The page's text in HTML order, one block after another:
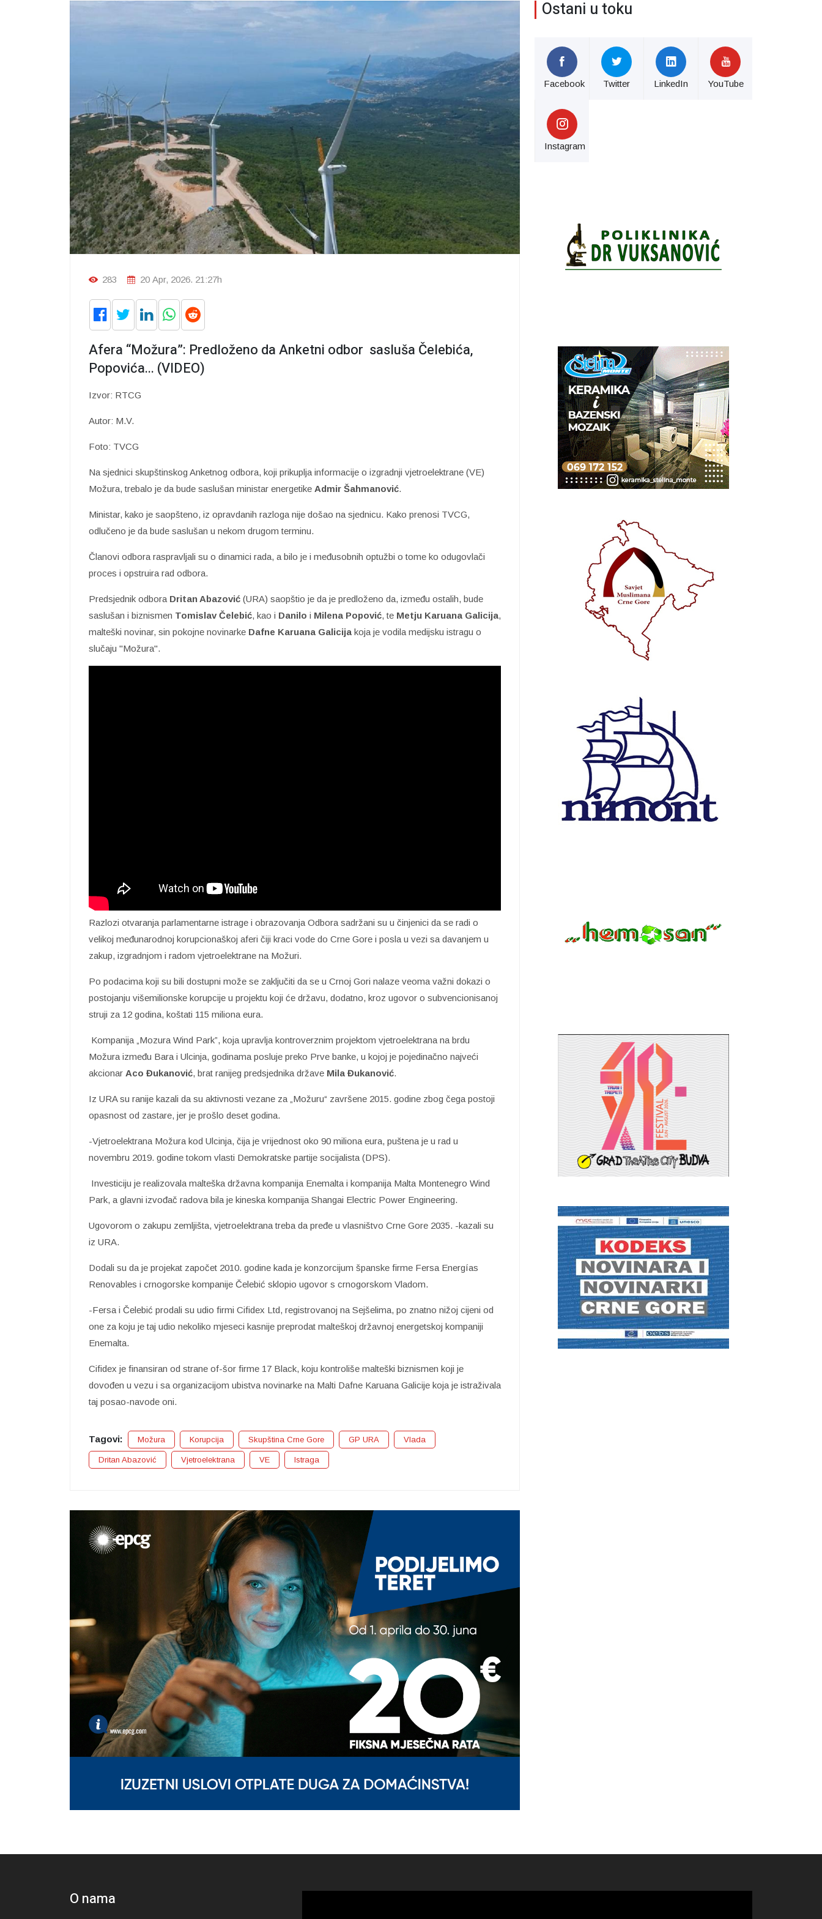
283 20 Apr, 2026. 21:27h
Afera “Možura”: Predloženo da Anketni odbor sasluša Čelebića,
Popovića... (VIDEO)
Izvor: RTCG
Autor: M.V.
Foto: TVCG
Na sjednici skupštinskog Anketnog odbora, koji prikuplja informacije o izgradnji vjetroelektrane (VE)
Možura, trebalo je da bude saslušan ministar energetike Admir Šahmanović.
Ministar, kako je saopšteno, iz opravdanih razloga nije došao na sjednicu. Kako prenosi TVCG,
odlučeno je da bude saslušan u nekom drugom terminu.
Članovi odbora raspravljali su o dinamici rada, a bilo je i međusobnih optužbi o tome ko odugovlači
proces i opstruira rad odbora.
Predsjednik odbora Dritan Abazović (URA) saopštio je da je predloženo da, između ostalih, bude
saslušan i biznismen Tomislav Čelebić, kao i Danilo i Milena Popović, te Metju Karuana Galicija,
malteški novinar, sin pokojne novinarke Dafne Karuana Galicija koja je vodila medijsku istragu o
slučaju "Možura".
Razlozi otvaranja parlamentarne istrage i obrazovanja Odbora sadržani su u činjenici da se radi o
velikoj međunarodnoj korupcionaškoj aferi čiji kraci vode do Crne Gore i posla u vezi sa davanjem u
zakup, izgradnjom i radom vjetroelektrane na Možuri.
Po podacima koji su bili dostupni može se zaključiti da se u Crnoj Gori nalaze veoma važni dokazi o
postojanju višemilionske korupcije u projektu koji će državu, dodatno, kroz ugovor o subvencionisanoj
struji za 12 godina, koštati 115 miliona eura.
Kompanija „Mozura Wind Park”, koja upravlja kontroverznim projektom vjetroelektrana na brdu
Možura između Bara i Ulcinja, godinama posluje preko Prve banke, u kojoj je pojedinačno najveći
akcionar Aco Đukanović, brat ranijeg predsjednika države Mila Đukanović.
Iz URA su ranije kazali da su aktivnosti vezane za „Možuru“ završene 2015. godine zbog čega postoji
opasnost od zastare, jer je prošlo deset godina.
-Vjetroelektrana Možura kod Ulcinja, čija je vrijednost oko 90 miliona eura, puštena je u rad u
novembru 2019. godine tokom vlasti Demokratske partije socijalista (DPS).
Investiciju je realizovala malteška državna kompanija Enemalta i kompanija Malta Montenegro Wind
Park, a glavni izvođač radova bila je kineska kompanija Shangai Electric Power Engineering.
Ugovorom o zakupu zemljišta, vjetroelektrana treba da pređe u vlasništvo Crne Gore 2035. -kazali su
iz URA.
Dodali su da je projekat započet 2010. godine kada je konzorcijum španske firme Fersa Energías
Renovables i crnogorske kompanije Čelebić sklopio ugovor s crnogorskom Vladom.
-Fersa i Čelebić prodali su udio firmi Cifidex Ltd, registrovanoj na Sejšelima, po znatno nižoj cijeni od
one za koju je taj udio nekoliko mjeseci kasnije preprodat malteškoj državnoj energetskoj kompaniji
Enemalta.
Cifidex je finansiran od strane of-šor firme 17 Black, koju kontroliše malteški biznismen koji je
dovođen u vezu i sa organizacijom ubistva novinarke na Malti Dafne Karuana Galicije koja je istraživala
taj posao-navode oni.
Tagovi: Možura Korupcija Skupština Crne Gore GP URA Vlada
Dritan Abazović Vjetroelektrana VE Istraga
Ostani u toku
Facebook Twitter LinkedIn YouTube
Instagram
O nama